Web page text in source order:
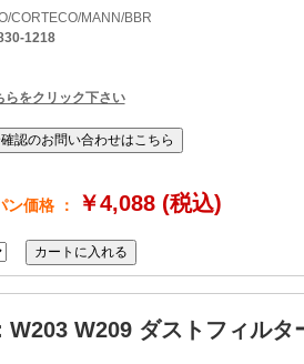
CORTECO/MANN/BBR
1218
らをクリック下さい
ン価格 ： ￥4,088 (税込)
W203 W209 ダストフィルタ